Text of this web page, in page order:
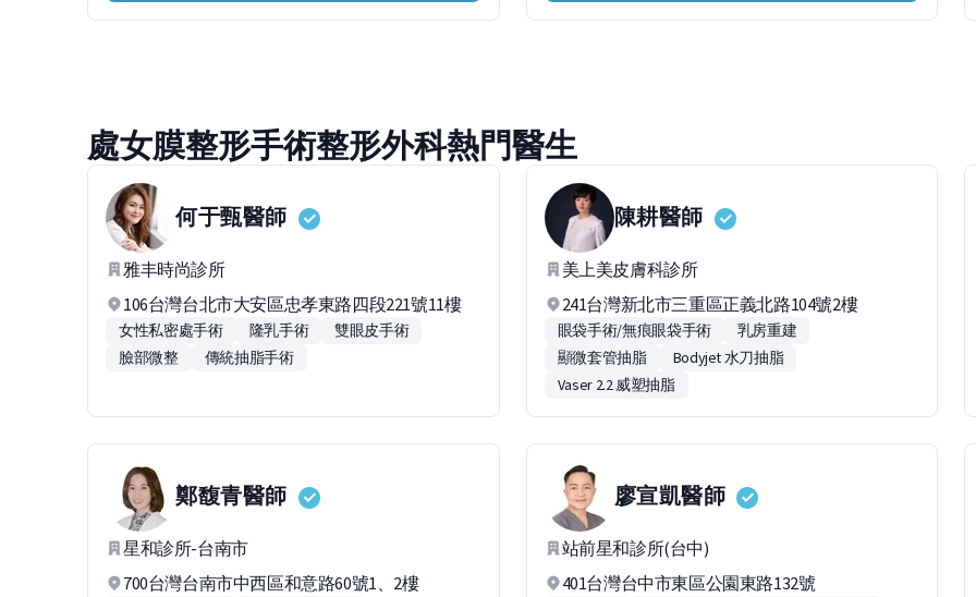
處女膜整形手術整形外科熱門醫生
何于甄醫師
雅丰時尚診所
106台灣台北市大安區忠孝東路四段221號11樓
女性私密處手術 隆乳手術
雙眼皮手術
臉部微整
傳統抽脂手術
陳耕醫師
美上美皮膚科診所
241台灣新北市三重區正義北路104號2樓
眼袋手術/無痕眼袋手術
乳房重建
顯微套管抽脂
Bodyjet 水刀抽脂
Vaser 2.2 威塑抽脂
鄭馥青醫師
星和診所-台南市
700台灣台南市中西區和意路60號1、2樓
廖宣凱醫師
站前星和診所(台中)
401台灣台中市東區公園東路132號